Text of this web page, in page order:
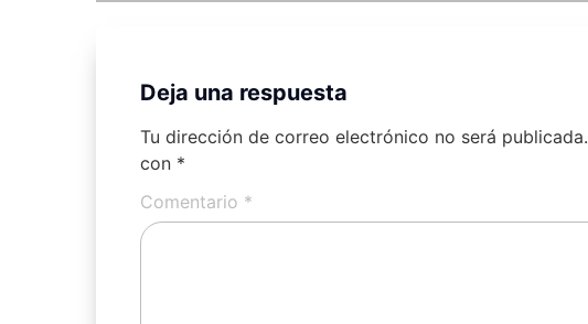
Deja una respuesta
Tu dirección de correo electrónico no será publicada.
con *
Comentario *